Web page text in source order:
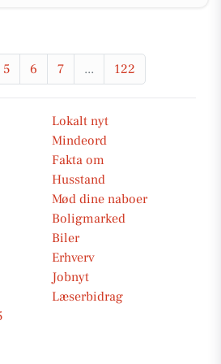
5 6 7 ... 122
Lokalt nyt
Mindeord
Fakta om
Husstand
Mød dine naboer
Boligmarked
Biler
Erhverv
Jobnyt
Læserbidrag